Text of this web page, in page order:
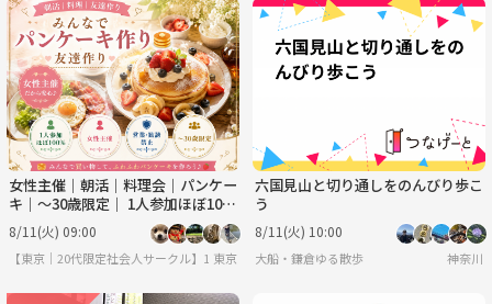
女性主催｜朝活｜料理会｜パンケー
キ｜〜30歳限定｜ 1人参加ほぼ10
0% ｜友達作り
8/11(火) 09:00
【東京｜20代限定社会人サークル】1人参加ほぼ100％｜少人数ゆる交流会
東京
六国見山と切り通しをのんびり歩こ
う
8/11(火) 10:00
大船・鎌倉ゆる散歩 神奈川